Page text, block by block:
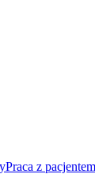
Praca z pacjentem